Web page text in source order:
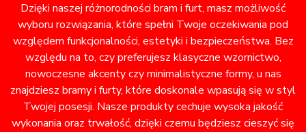
Dzięki naszej różnorodności bram i furt, masz możliwość
wyboru rozwiązania, które spełni Twoje oczekiwania pod
względem funkcjonalności, estetyki i bezpieczeństwa. Bez
względu na to, czy preferujesz klasyczne wzornictwo,
nowoczesne akcenty czy minimalistyczne formy, u nas
znajdziesz bramy i furty, które doskonale wpasują się w styl
Twojej posesji. Nasze produkty cechuje wysoka jakość
wykonania oraz trwałość, dzięki czemu będziesz cieszyć się